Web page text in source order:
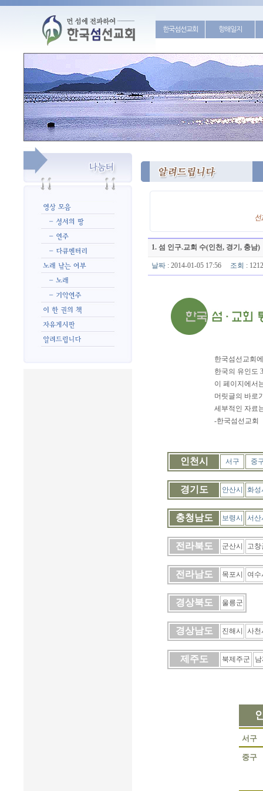
한국섬선교회 항해일지
1. 섬 인구.교회 수(인천, 경기, 충남)
날짜 : 2014-01-05 17:56 조회 :
한국섬선교회
한국의 유인도
이 페이지에서
머릿글의 바로
세부적인 자료
-한국섬선교회
인천시 서구 중
경기도 안산시 화성
충청남도 보령시 서산
전라북도 군산시 고창
전라남도 목포시 여수
경상북도 울릉군
경상남도 진해시 사천
제주도 북제주군
서구
중구